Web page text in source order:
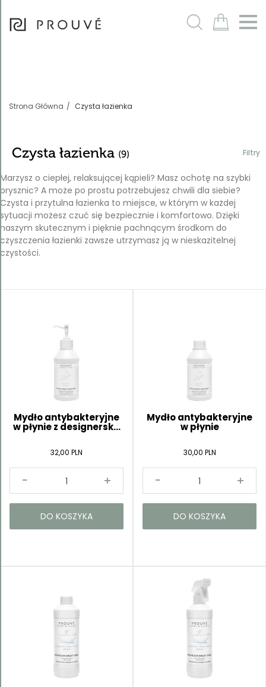
m
Strona Główna Czysta łazienka
Czysta łazienka (9) Filtry
Marzysz o ciepłej, relaksującej kąpieli? Masz ochotę na szybki
prysznic? A może po prostu potrzebujesz chwili dla siebie?
Czysta i przytulna łazienka to miejsce, w którym w każdej
sytuacji możesz czuć się bezpiecznie i komfortowo. Dzięki
naszym skutecznym i pięknie pachnącym środkom do
czyszczenia łazienki zawsze utrzymasz ją w nieskazitelnej
czystości.
Mydło antybakteryjne
w płynie z designersk...
32,00 PLN
DO KOSZYKA
Mydło antybakteryjne
w płynie
30,00 PLN
DO KOSZYKA
Filtry
Sortowanie
Domyślnie
Kategorie